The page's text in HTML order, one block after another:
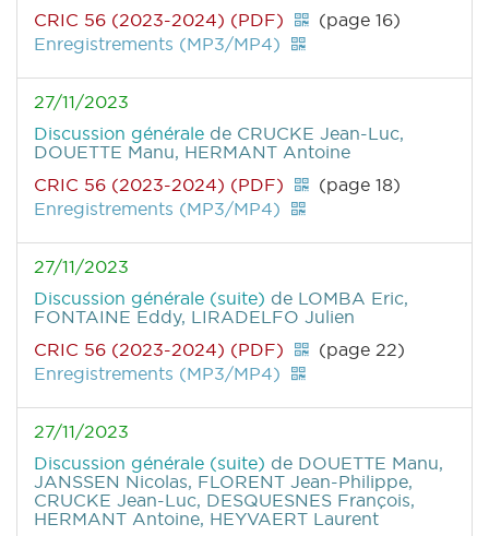
CRIC 56 (2023-2024) (PDF)
(page 16)
Enregistrements (MP3/MP4)
27/11/2023
Discussion générale de CRUCKE Jean-Luc,
DOUETTE Manu, HERMANT Antoine
CRIC 56 (2023-2024) (PDF)
(page 18)
Enregistrements (MP3/MP4)
27/11/2023
Discussion générale (suite) de LOMBA Eric,
FONTAINE Eddy, LIRADELFO Julien
CRIC 56 (2023-2024) (PDF)
(page 22)
Enregistrements (MP3/MP4)
27/11/2023
Discussion générale (suite) de DOUETTE Manu,
JANSSEN Nicolas, FLORENT Jean-Philippe,
CRUCKE Jean-Luc, DESQUESNES François,
HERMANT Antoine, HEYVAERT Laurent